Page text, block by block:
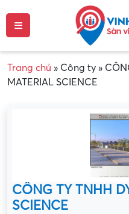
Trang chủ » Công ty »
MATERIAL SCIENCE
CÔNG TY TNHH
SCIENCE